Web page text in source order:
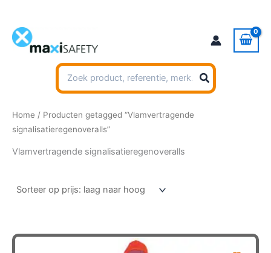
inhoud
Zoeken
naar:
Home / Producten getagged “Vlamvertragende
signalisatieregenoveralls”
Vlamvertragende signalisatieregenoveralls